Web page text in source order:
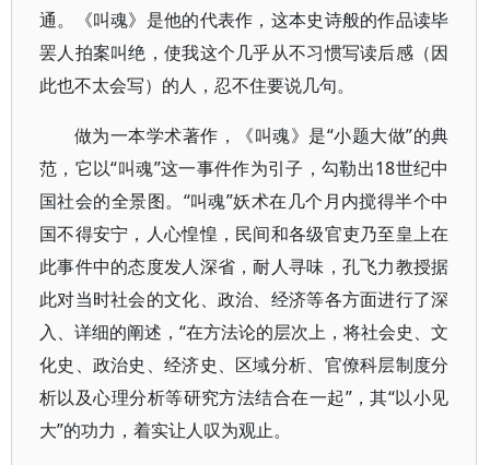
通。《叫魂》是他的代表作，这本史诗般的作品读毕
罢人拍案叫绝，使我这个几乎从不习惯写读后感（因
此也不太会写）的人，忍不住要说几句。
做为一本学术著作，《叫魂》是“小题大做”的典
范，它以“叫魂”这一事件作为引子，勾勒出18世纪中
国社会的全景图。“叫魂”妖术在几个月内搅得半个中
国不得安宁，人心惶惶，民间和各级官吏乃至皇上在
此事件中的态度发人深省，耐人寻味，孔飞力教授据
此对当时社会的文化、政治、经济等各方面进行了深
入、详细的阐述，“在方法论的层次上，将社会史、文
化史、政治史、经济史、区域分析、官僚科层制度分
析以及心理分析等研究方法结合在一起”，其“以小见
大”的功力，着实让人叹为观止。